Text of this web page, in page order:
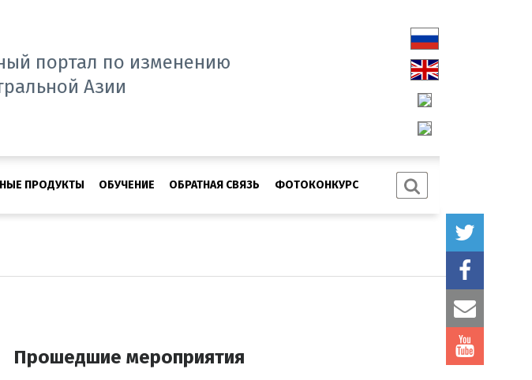
портал по изменению
Азии
ПРОДУКТЫ ОБУЧЕНИЕ ОБРАТНАЯ СВЯЗЬ ФОТОКОНКУРС
Прошедшие мероприятия